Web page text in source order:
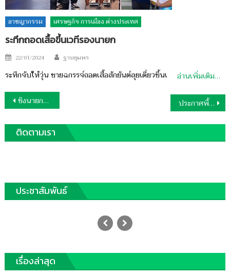
อาชญากรรม เศรษฐกิจ การเมือง ต่างประเทศ
ระทึกถอดเสื้อขึ้นเวทีรองนายก
Posted
22/01/2024 Author
ฐานชุมพร
ระทึกจับให้วุ่น ชายฉกรรจ์ถอดเสื้อสักยันต์ลุยเดี่ยวขึ้นเ อ่านเพิ่มเติม…
แนะแนว
เรื่อง
ชิงนายกอบจ.ชุมพรบ้านใหญ่ไร้คู่แข่ง ประกาศพื้นที่ปลาหมอคางดำระบาด
ติดตามเรา
ประชาสัมพันธ์
พบแล้วไต๋ก๋งเรือจมชลบุรีศพลอยเกยหาด
เกาะมาตราชุมพร
on
Author
ปิดความเห็นบน
เรื่องล่าสุด